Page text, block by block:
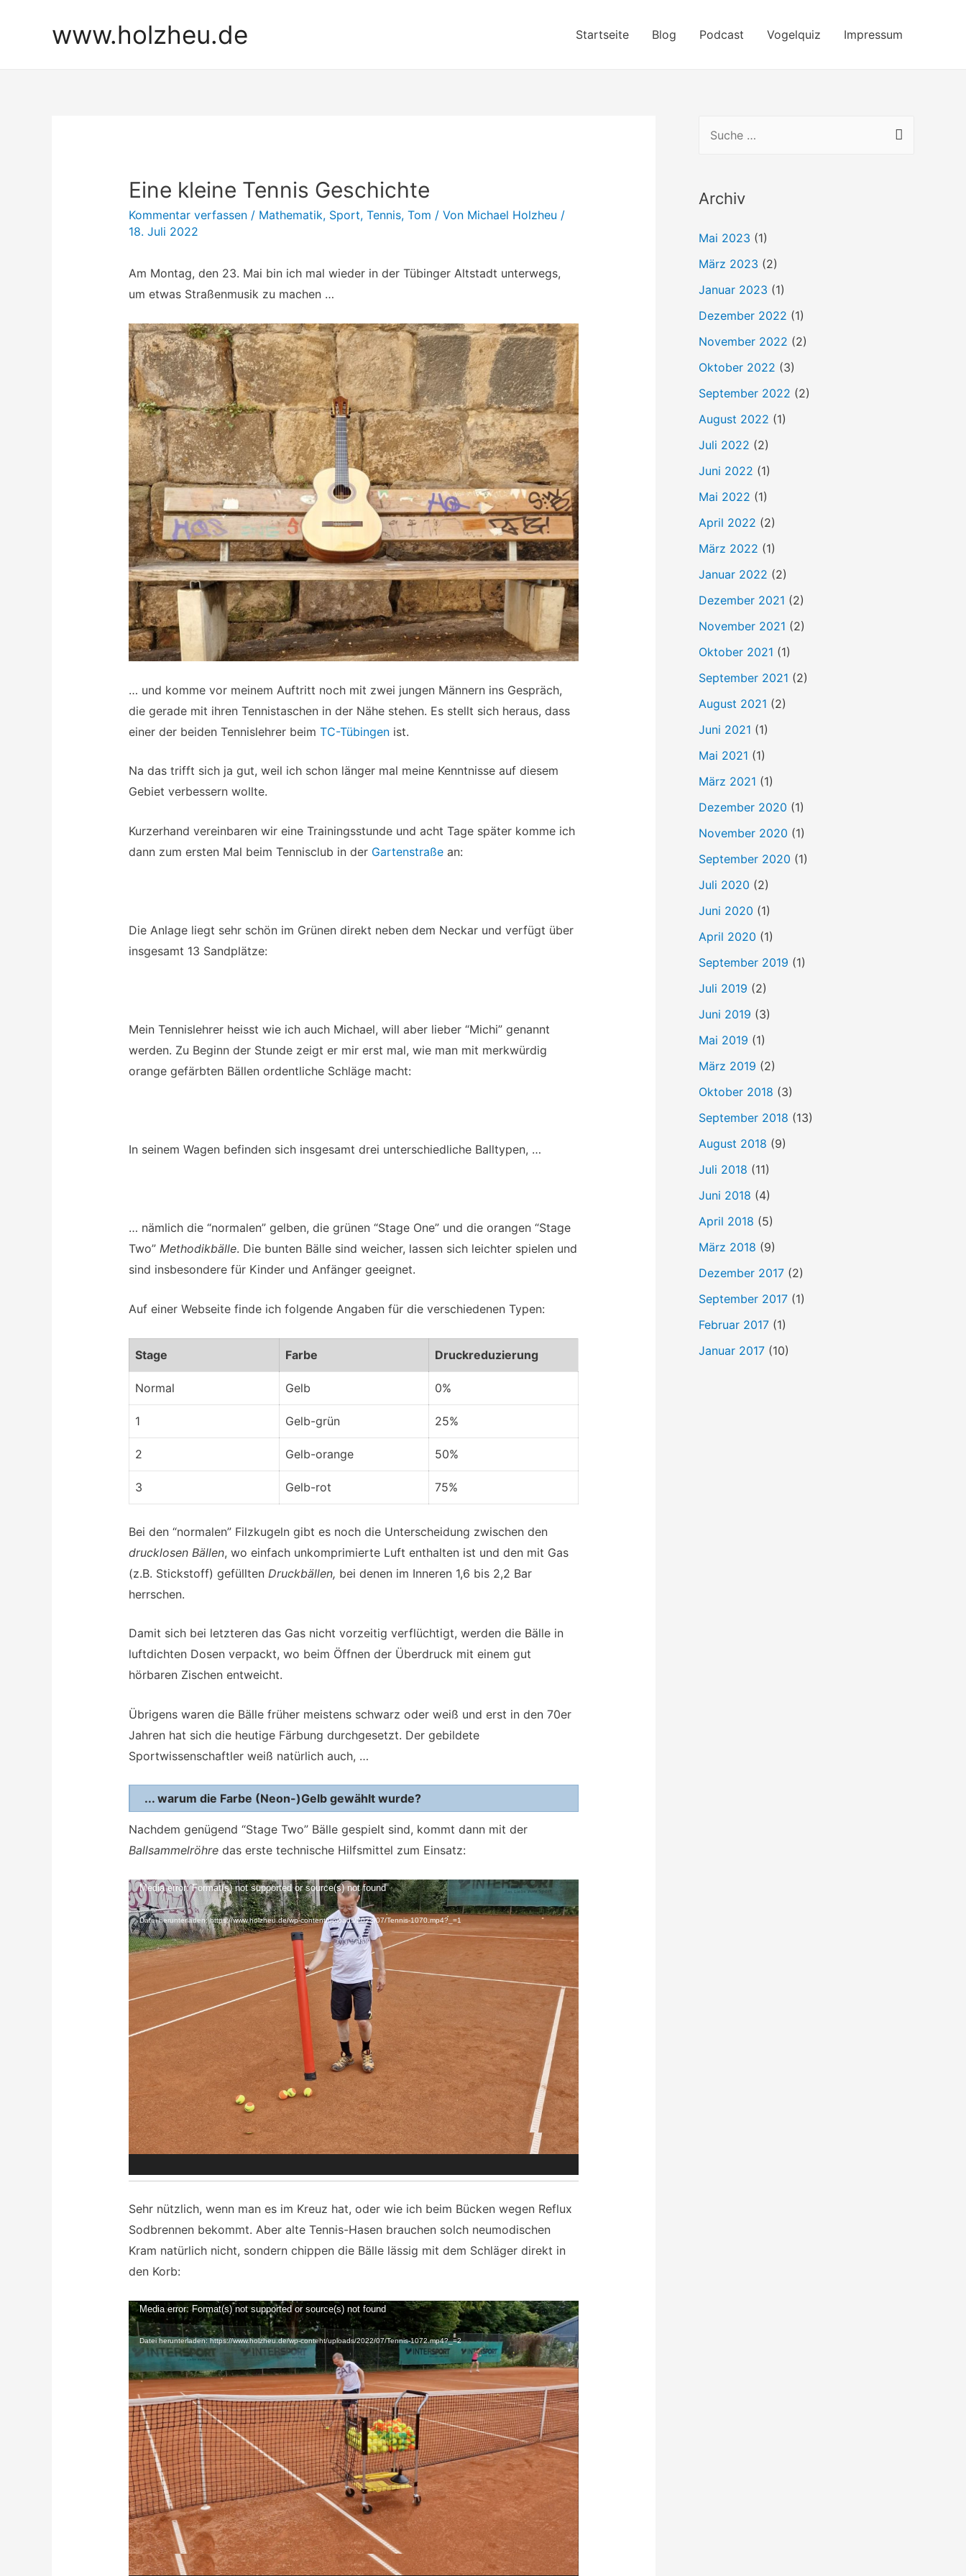
www.holzheu.de Startseite Blog Podcast Vogelquiz Impressum
Eine kleine Tennis Geschichte
Kommentar verfassen / Mathematik, Sport, Tennis, Tom / Von Michael Holzheu /
18. Juli 2022
Am Montag, den 23. Mai bin ich mal wieder in der Tübinger Altstadt unterwegs,
um etwas Straßenmusik zu machen …
… und komme vor meinem Auftritt noch mit zwei jungen Männern ins Gespräch,
die gerade mit ihren Tennistaschen in der Nähe stehen. Es stellt sich heraus, dass
einer der beiden Tennislehrer beim TC-Tübingenist.
Na das trifft sich ja gut, weil ich schon länger mal meine Kenntnisse auf diesem
Gebiet verbessern wollte.
Kurzerhand vereinbaren wir eine Trainingsstunde und acht Tage später komme ich
dann zum ersten Mal beim Tennisclub in der Gartenstraßean:
Die Anlage liegt sehr schön im Grünen direkt neben dem Neckar und verfügt über
insgesamt 13 Sandplätze:
Mein Tennislehrer heisst wie ich auch Michael, will aber lieber “Michi” genannt
werden. Zu Beginn der Stunde zeigt er mir erst mal, wie man mit merkwürdig
orange gefärbten Bällen ordentliche Schläge macht:
In seinem Wagen befinden sich insgesamt drei unterschiedliche Balltypen, …
… nämlich die “normalen” gelben, die grünen “Stage One” und die orangen “Stage
Two” Methodikbälle. Die bunten Bälle sind weicher, lassen sich leichter spielen und
sind insbesondere für Kinder und Anfänger geeignet.
Auf einer Webseite finde ich folgende Angaben für die verschiedenen Typen:
Stage Farbe Druckreduzierung
Normal Gelb 0%
1 Gelb-grün 25%
2 Gelb-orange 50%
3 Gelb-rot 75%
Bei den “normalen” Filzkugeln gibt es noch die Unterscheidung zwischen den
drucklosen Bällen, wo einfach unkomprimierte Luft enthalten ist und den mit Gas
(z.B. Stickstoff) gefüllten Druckbällen, bei denen im Inneren 1,6 bis 2,2 Bar
herrschen.
Damit sich bei letzteren das Gas nicht vorzeitig verflüchtigt, werden die Bälle in
luftdichten Dosen verpackt, wo beim Öffnen der Überdruck mit einem gut
hörbaren Zischen entweicht.
Übrigens waren die Bälle früher meistens schwarz oder weiß und erst in den 70er
Jahren hat sich die heutige Färbung durchgesetzt. Der gebildete
Sportwissenschaftler weiß natürlich auch, …
... warum die Farbe (Neon-)Gelb gewählt wurde?
Nachdem genügend “Stage Two” Bälle gespielt sind, kommt dann mit der
Ballsammelröhredas erste technische Hilfsmittel zum Einsatz:
Video-
Player
Media error: Format(s) not supported or source(s) not found
Datei herunterladen: https://www.holzheu.de/wp-content/uploads/2022/07/Tennis-1070.mp4?_=1
Sehr nützlich, wenn man es im Kreuz hat, oder wie ich beim Bücken wegen Reflux
Sodbrennen bekommt. Aber alte Tennis-Hasen brauchen solch neumodischen
Kram natürlich nicht, sondern chippen die Bälle lässig mit dem Schläger direkt in
den Korb:
Video-
Player
Media error: Format(s) not supported or source(s) not found
Datei herunterladen: https://www.holzheu.de/wp-content/uploads/2022/07/Tennis-1072.mp4?_=2
h
n
n
a
c
h
Archiv
Mai 2023 (1)
März 2023 (2)
Januar 2023 (1)
Dezember 2022 (1)
November 2022 (2)
Oktober 2022 (3)
September 2022 (2)
August 2022 (1)
Juli 2022 (2)
Juni 2022 (1)
Mai 2022 (1)
April 2022 (2)
März 2022 (1)
Januar 2022 (2)
Dezember 2021 (2)
November 2021 (2)
Oktober 2021 (1)
September 2021 (2)
August 2021 (2)
Juni 2021 (1)
Mai 2021 (1)
März 2021 (1)
Dezember 2020 (1)
November 2020 (1)
September 2020 (1)
Juli 2020 (2)
Juni 2020 (1)
April 2020 (1)
September 2019 (1)
Juli 2019 (2)
Juni 2019 (3)
Mai 2019 (1)
März 2019 (2)
Oktober 2018 (3)
September 2018 (13)
August 2018 (9)
Juli 2018 (11)
Juni 2018 (4)
April 2018 (5)
März 2018 (9)
Dezember 2017 (2)
September 2017 (1)
Februar 2017 (1)
Januar 2017 (10)